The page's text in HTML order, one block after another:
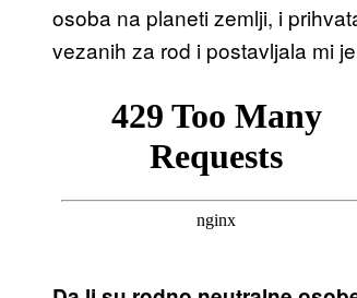
osoba na planeti zemlji, i
vezanih za rod i postavljala mi